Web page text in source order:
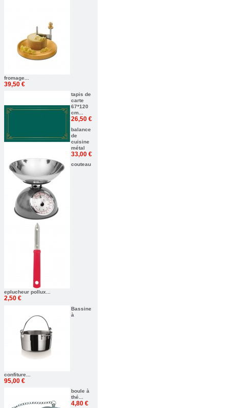
fromage...
39,50 €
tapis de
carte
67*120
cm...
26,50 €
balance
de
cuisine
métal
33,00 €
couteau
eplucheur pollux...
2,50 €
Bassine
à
confiture...
95,00 €
boule à
thé...
4,80 €